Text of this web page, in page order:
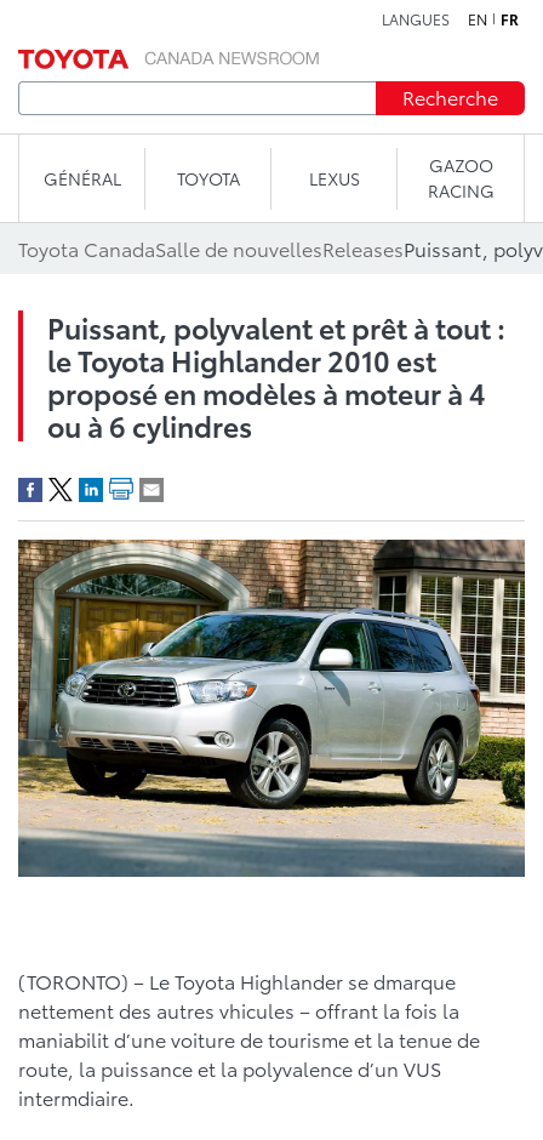
LANGUES EN FR
Recherche
GÉNÉRAL TOYOTA LEXUS
GAZOO
RACING
Toyota CanadaSalle de nouvellesReleases
Puissant, polyvalent et prêt à tout :
le Toyota Highlander 2010 est
proposé en modèles à moteur à 4
ou à 6 cylindres
(TORONTO) – Le Toyota Highlander se dmarque
nettement des autres vhicules – offrant la fois la
maniabilit d’une voiture de tourisme et la tenue de
route, la puissance et la polyvalence d’un VUS
intermdiaire.